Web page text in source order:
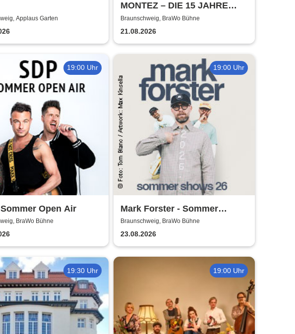
Applaus Garten
MONTEZ – DIE 15 JAHRE
MONTEZ – TOUR
Braunschweig, BraWo Bühne
21.08.2026
19:00 Uhr
Open Air
BraWo Bühne
19:00 Uhr
Mark Forster - Sommer
Shows 2026
Braunschweig, BraWo Bühne
23.08.2026
19:30 Uhr 19:00 Uhr